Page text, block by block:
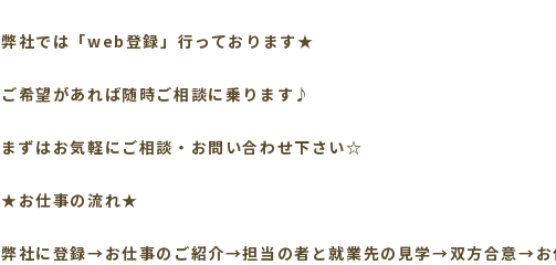
弊社では「web登録」行っております★
ご希望があれば随時ご相談に乗ります♪
まずはお気軽にご相談・お問い合わせ下さい☆
★お仕事の流れ★
弊社に登録→お仕事のご紹介→担当の者と就業先の見学→双方合意→